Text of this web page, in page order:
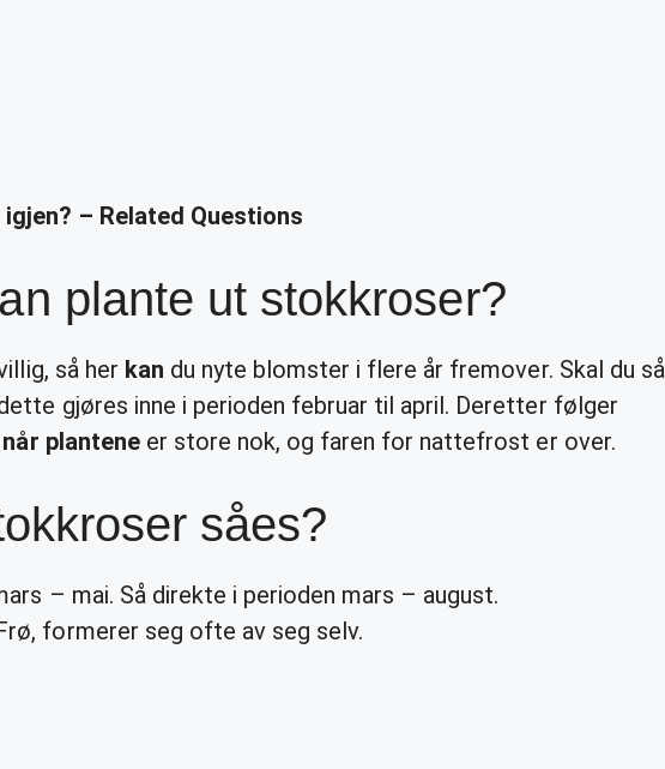
– Related Questions
plante ut stokkroser?
så her kan du nyte blomster i flere år fremover. Skal du så
gjøres inne i perioden februar til april. Deretter følger
når planteneer store nok, og faren for nattefrost er over.
såes?
– mai. Så direkte i perioden mars – august.
formerer seg ofte av seg selv.